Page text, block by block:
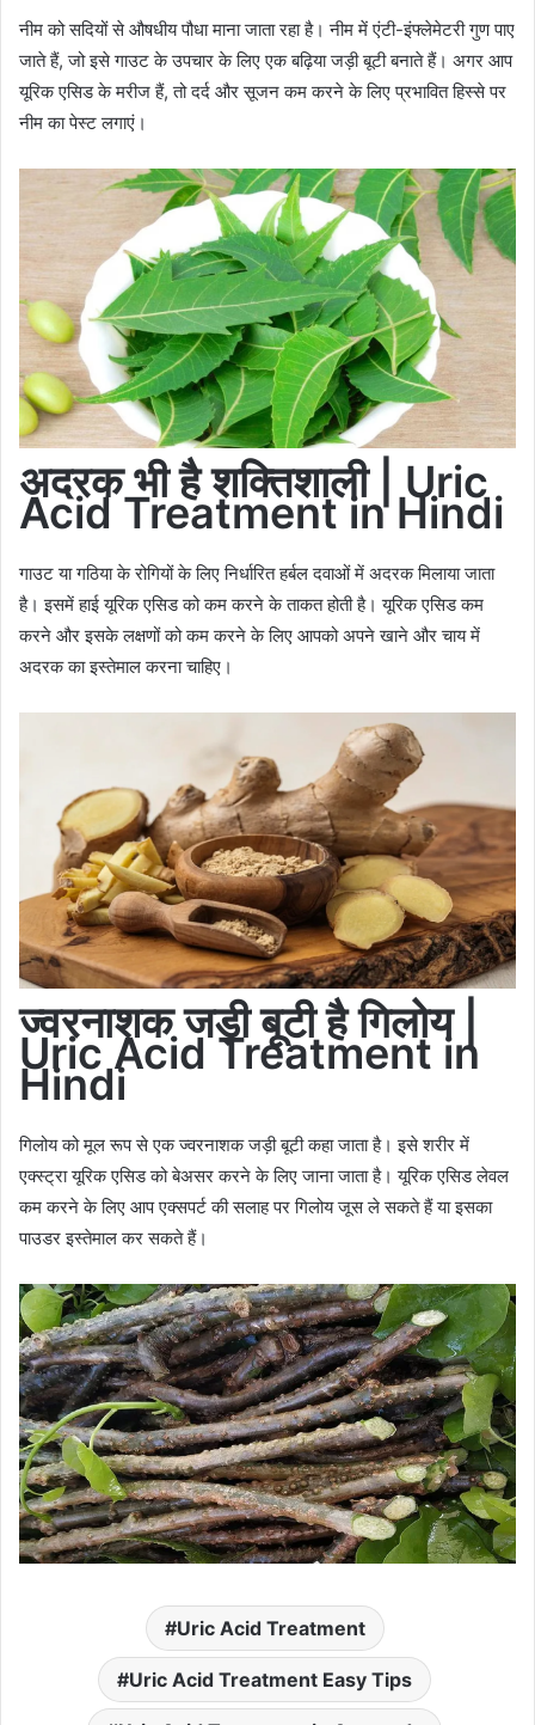
नीम को सदियों से औषधीय पौधा माना जाता रहा है। नीम में एंटी-इंफ्लेमेटरी गुण पाए
जाते हैं, जो इसे गाउट के उपचार के लिए एक बढ़िया जड़ी बूटी बनाते हैं। अगर आप
यूरिक एसिड के मरीज हैं, तो दर्द और सूजन कम करने के लिए प्रभावित हिस्से पर
नीम का पेस्ट लगाएं।
अदरक भी है शक्तिशाली | Uric
Acid Treatment in Hindi
गाउट या गठिया के रोगियों के लिए निर्धारित हर्बल दवाओं में अदरक मिलाया जाता
है। इसमें हाई यूरिक एसिड को कम करने के ताकत होती है। यूरिक एसिड कम
करने और इसके लक्षणों को कम करने के लिए आपको अपने खाने और चाय में
अदरक का इस्तेमाल करना चाहिए।
ज्वरनाशक जड़ी बूटी है गिलोय |
Uric Acid Treatment in
Hindi
गिलोय को मूल रूप से एक ज्वरनाशक जड़ी बूटी कहा जाता है। इसे शरीर में
एक्स्ट्रा यूरिक एसिड को बेअसर करने के लिए जाना जाता है। यूरिक एसिड लेवल
कम करने के लिए आप एक्सपर्ट की सलाह पर गिलोय जूस ले सकते हैं या इसका
पाउडर इस्तेमाल कर सकते हैं।
Uric Acid Treatment
Uric Acid Treatment Easy Tips